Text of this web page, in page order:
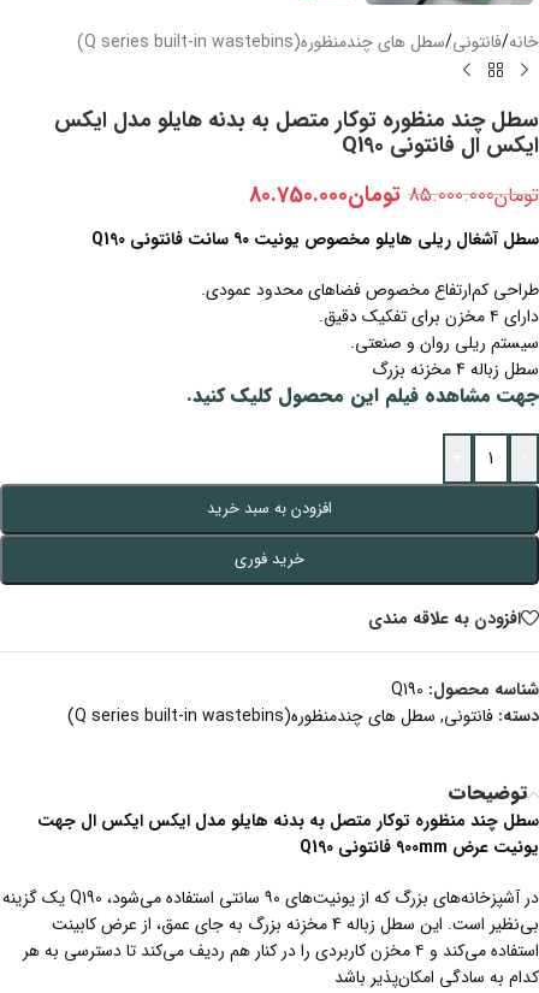
خانه/فانتونی/سطل های چندمنظوره(Q series built-in wastebins)
سطل چند منظوره توکار متصل به بدنه هایلو مدل ایکس
ایکس ال فانتونی Q190
تومان85.000.000 تومان80.750.000
سطل آشغال ریلی هایلو مخصوص یونیت ۹۰ سانت فانتونی Q190
طراحی کم‌ارتفاع مخصوص فضاهای محدود عمودی.
دارای ۴ مخزن برای تفکیک دقیق.
سیستم ریلی روان و صنعتی.
سطل زباله 4 مخزنه بزرگ
جهت مشاهده فیلم این محصول کلیک کنید.
افزودن به سبد خرید
خرید فوری
افزودن به علاقه مندی
شناسه محصول: Q190
دسته: فانتونی, سطل های چندمنظوره(Q series built-in wastebins)
توضیحات
سطل چند منظوره توکار متصل به بدنه هایلو مدل ایکس ایکس ال جهت
یونیت عرض 900mm فانتونی Q190
در آشپزخانه‌های بزرگ که از یونیت‌های ۹۰ سانتی استفاده می‌شود، Q190 یک گزینه
بی‌نظیر است. این سطل زباله 4 مخزنه بزرگ به جای عمق، از عرض کابینت
استفاده می‌کند و ۴ مخزن کاربردی را در کنار هم ردیف می‌کند تا دسترسی به هر
کدام به سادگی امکان‌پذیر باشد